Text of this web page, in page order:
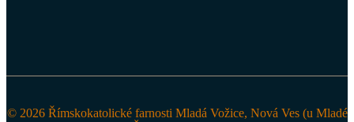
© 2026 Římskokatolické farnosti Mladá Vožice, Nová Ves (u Mladé